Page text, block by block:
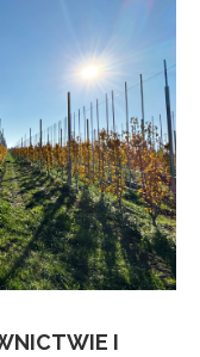
I